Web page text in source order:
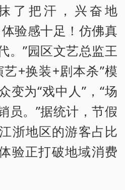
了把汗，兴奋地
验感十足！仿佛真
。”园区文艺总监王
+换装+剧本杀”模
变为“戏中人”，“场
员。”据统计，节假
浙地区的游客占比
验正打破地域消费